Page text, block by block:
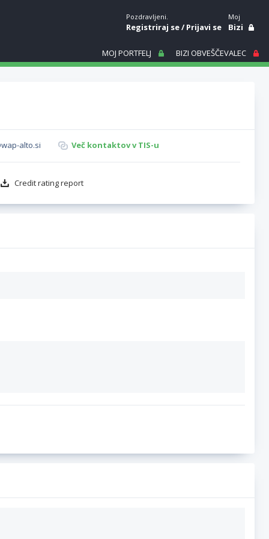
Pozdravljeni.
Registriraj se/Prijavi se
Moj
Bizi
MOJ PORTFELJ BIZI OBVEŠČEVALEC
alto.si Več kontaktov v TIS-u
Credit rating report